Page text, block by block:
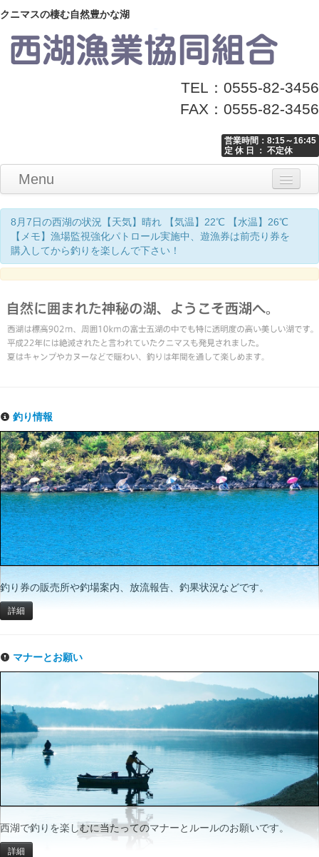
クニマスの棲む自然豊かな湖
TEL：0555-82-3456
FAX：0555-82-3456
営業時間：8:15～16:45
定 休 日 ： 不定休
Menu
Home
釣り情報
マナーとお願い
クニマス展示館
漁協からのお知らせ
お問い合わせ
8月7日の西湖の状況【天気】晴れ 【気温】22℃ 【水温】26℃
【メモ】漁場監視強化パトロール実施中、遊漁券は前売り券を
購入してから釣りを楽しんで下さい！
釣り情報
釣り券の販売所や釣場案内、放流報告、釣果状況などです。
詳細
マナーとお願い
西湖で釣りを楽しむに当たってのマナーとルールのお願いです。
詳細